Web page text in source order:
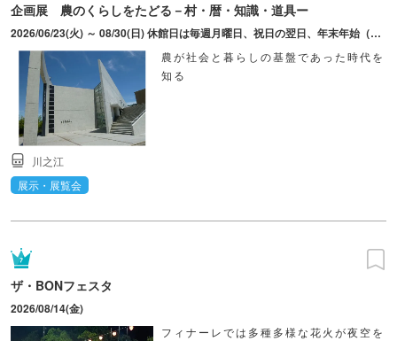
企画展 農のくらしをたどる－村・暦・知識・道具ー
2026/06/23(火) ～ 08/30(日) 休館日は毎週月曜日、祝日の翌日、年末年始（12月29日～翌年1月3日）。最終入館時間は16:30分。
農が社会と暮らしの基盤であった時代を
知る
川之江
展示・展覧会
ザ・BONフェスタ
2026/08/14(金)
フィナーレでは多種多様な花火が夜空を